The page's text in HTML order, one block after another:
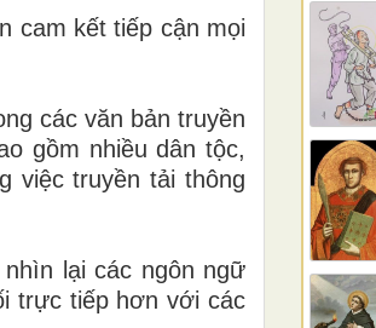
cam kết tiếp cận mọi
các văn bản truyền
gồm nhiều dân tộc,
việc truyền tải thông
lại các ngôn ngữ
trực tiếp hơn với các